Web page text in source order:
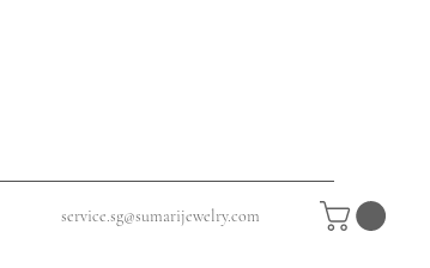
service.sg@sumarijewelry.com